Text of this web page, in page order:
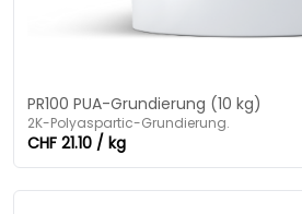
PR100 PUA-Grundierung (10 kg)
2K-Polyaspartic-Grundierung.
CHF 21.10 / kg